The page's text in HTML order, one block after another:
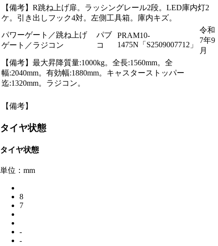
【備考】R跳ね上げ扉。ラッシングレール2段。LED庫内灯2
ケ。引き出しフック4対。左側工具箱。庫内キズ。
パワーゲート／跳ね上げ
ゲート／ラジコン
パブ
コ
PRAM10-
1475N「S2509007712」
令和
7年9
月
【備考】最大昇降質量:1000kg。全長:1560mm。全
幅:2040mm。有効幅:1880mm。キャスターストッパー
迄:1320mm。ラジコン。
【備考】
タイヤ状態
タイヤ状態
単位：mm
8
7
-
-